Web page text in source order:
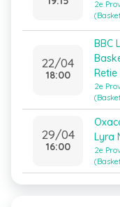
2e
22/04
18:00
BBC
Retie
2e
29/04
16:00
Lyra
2e